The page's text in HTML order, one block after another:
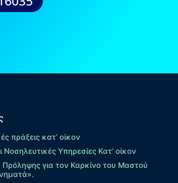
πράξεις κατ’ οίκον
Νοσηλευτικές Υπηρεσίες Κατ’ οίκον
για τον Καρκίνο του Μαστού